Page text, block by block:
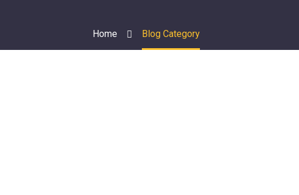
Home Blog Category